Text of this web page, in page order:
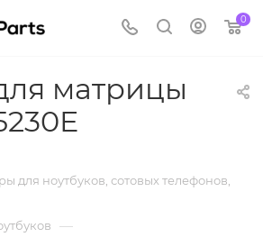
0
матрицы
для ноутбуков, сотовых телефонов,
—